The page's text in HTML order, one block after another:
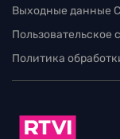
Выходные данные
Пользовательское
Политика